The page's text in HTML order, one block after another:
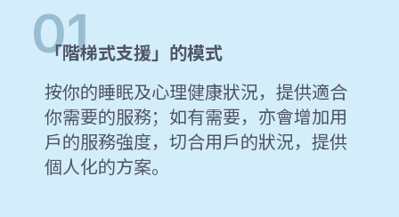
01
「階梯式支援」的模式
按你的睡眠及心理健康狀況，提供適合
你需要的服務；如有需要，亦會增加用
戶的服務強度，切合用戶的狀況，提供
個人化的方案。